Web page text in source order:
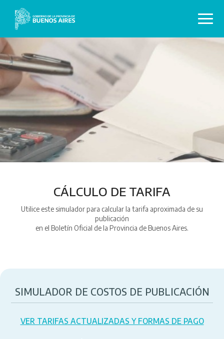
CÁLCULO DE TARIFA
Utilice este simulador para calcular la tarifa aproximada de su
publicación
en el Boletín Oficial de la Provincia de Buenos Aires.
SIMULADOR DE COSTOS DE PUBLICACIÓN
VER TARIFAS ACTUALIZADAS Y FORMAS DE PAGO